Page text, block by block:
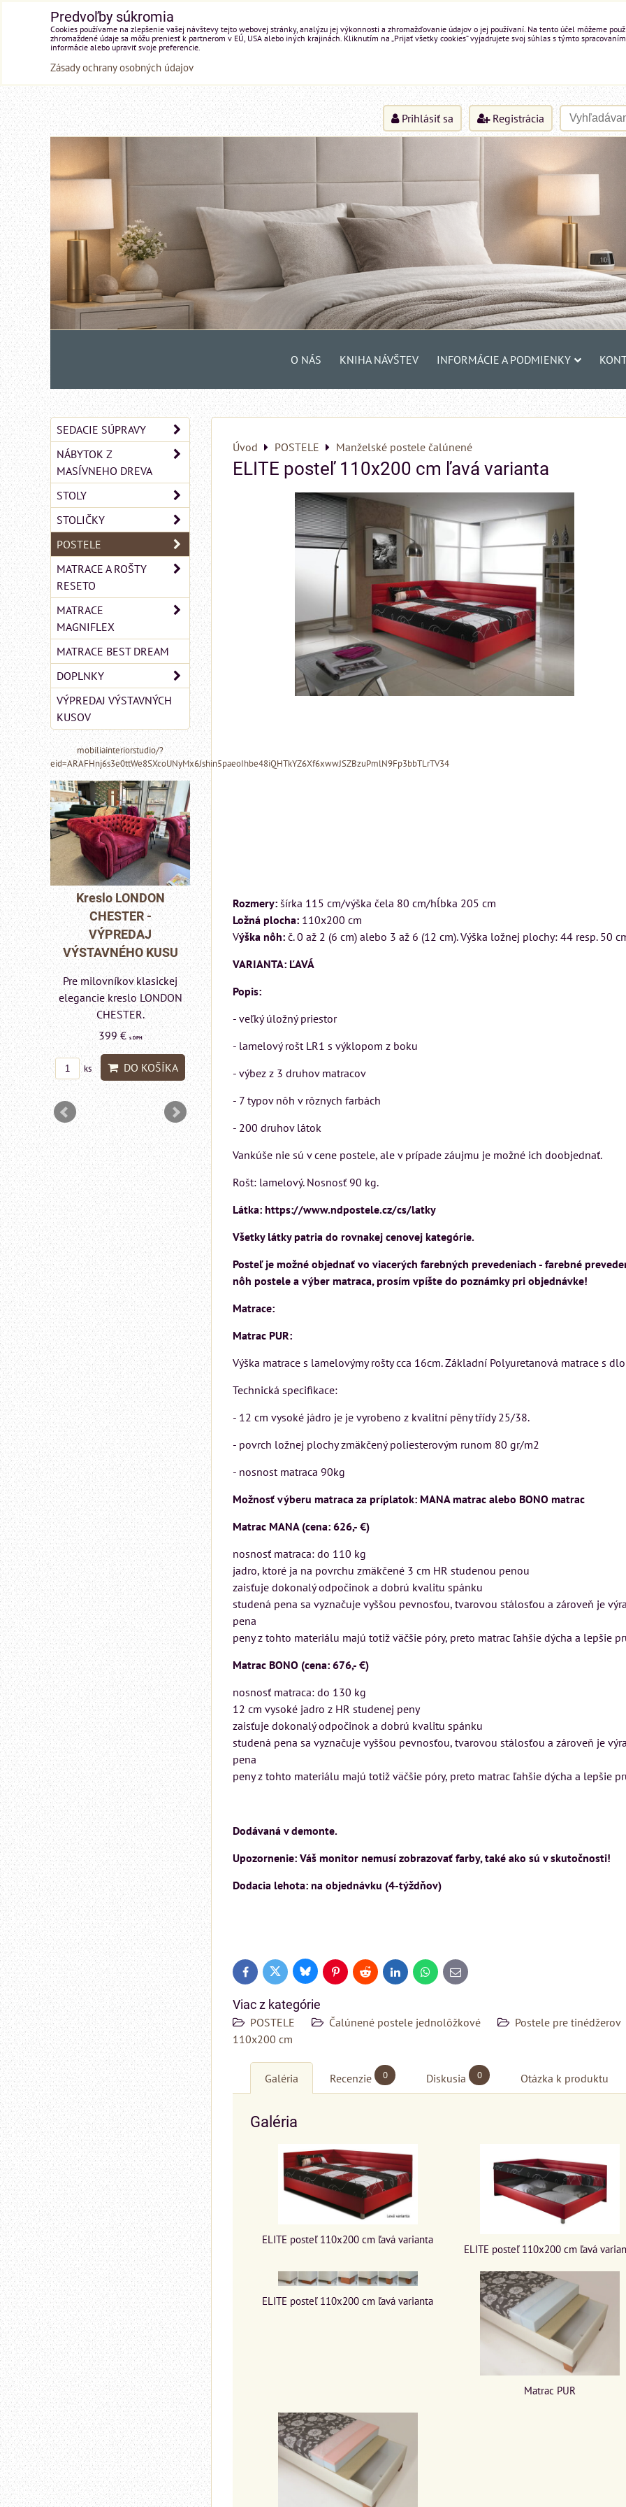
Prihlásiť sa Registrácia
O NÁS KNIHA NÁVŠTEV INFORMÁCIE A PODMIENKY
Úvod POSTELE Manželské postele čalúnené
ELITE posteľ 110x200 cm ľavá varianta
Rozmery: šírka 115 cm/výška čela 80 cm/hĺbka 205 cm
Ložná plocha: 110x200 cm
Výška nôh: č. 0 až 2 (6 cm) alebo 3 až 6 (12 cm). Výška ložnej plochy: 44 resp. 50
VARIANTA: ĽAVÁ
Popis:
- veľký úložný priestor
- lamelový rošt LR1 s výklopom z boku
- výbez z 3 druhov matracov
- 7 typov nôh v rôznych farbách
- 200 druhov látok
Vankúše nie sú v cene postele, ale v prípade záujmu je možné ich doobjednať.
Rošt: lamelový. Nosnosť 90 kg.
Látka: https://www.ndpostele.cz/cs/latky
Všetky látky patria do rovnakej cenovej kategórie.
Posteľ je možné objednať vo viacerých farebných prevedeniach - farebné
nôh postele a výber matraca, prosím vpíšte do poznámky pri objednávke!
Matrace:
Matrac PUR:
Výška matrace s lamelovýmy rošty cca 16cm. Základní Polyuretanová matrace s
Technická specifikace:
- 12 cm vysoké jádro je je vyrobeno z kvalitní pěny třídy 25/38.
- povrch ložnej plochy zmäkčený poliesterovým runom 80 gr/m2
- nosnost matraca 90kg
Možnosť výberu matraca za príplatok: MANA matrac alebo BONO matrac
Matrac MANA (cena: 626,- €)
nosnosť matraca: do 110 kg
jadro, ktoré ja na povrchu zmäkčené 3 cm HR studenou penou
zaisťuje dokonalý odpočinok a dobrú kvalitu spánku
studená pena sa vyznačuje vyššou pevnosťou, tvarovou stálosťou a zároveň je
pena
peny z tohto materiálu majú totiž väčšie póry, preto matrac ľahšie dýcha a lepšie
Matrac BONO (cena: 676,- €)
nosnosť matraca: do 130 kg
12 cm vysoké jadro z HR studenej peny
zaisťuje dokonalý odpočinok a dobrú kvalitu spánku
studená pena sa vyznačuje vyššou pevnosťou, tvarovou stálosťou a zároveň je
pena
peny z tohto materiálu majú totiž väčšie póry, preto matrac ľahšie dýcha a lepšie
Dodávaná v demonte.
Upozornenie: Váš monitor nemusí zobrazovať farby, také ako sú v skutočnosti!
Dodacia lehota: na objednávku (4-týždňov)
FacebookTwitter BlueskyPinterestReddit LinkedInWhatsApp
E-
mail
Viac z kategórie
POSTELE Čalúnené postele jednolôžkové
Postele pre tinédžerov
110x200 cm
Galéria Recenzie 0 Diskusia 0 Otázka k produktu
Galéria
ELITE posteľ 110x200 cm ľavá varianta
ELITE posteľ 110x200 cm ľavá
ELITE posteľ 110x200 cm ľavá varianta
Matrac PUR
SEDACIE SÚPRAVY
NÁBYTOK Z
MASÍVNEHO DREVA
STOLY
STOLIČKY
POSTELE
MATRACE A ROŠTY
RESETO
MATRACE
MAGNIFLEX
MATRACE BEST DREAM
DOPLNKY
VÝPREDAJ VÝSTAVNÝCH
KUSOV
mobiliainteriorstudio/?
eid=ARAFHnj6s3e0ttWe8SXcoUNyMx6Jshin5paeoIhbe48iQHTkYZ6Xf6xwwJSZBzuPmlN9Fp3bbTLrTV34
-
KUSU
klasickej
LONDON
DPH
KOŠÍKA
MIZAR - talianský
matrac 175x200 cm
Matrac MIZAR od
talianskeho systému
Rinaldi Bed System
ponúka...
699 €s DPH
ks DO KOŠÍKA
Pohovka LONDON
CHESTER -
VÝPREDAJ
elegancie kreslo a
pohovka LONDON
599 €
Kreslo LONDON
VÝPREDAJ
talianskeho systému
Predvoľby súkromia
Cookies používame na zlepšenie vašej návštevy tejto webovej stránky, analýzu jej výkonnosti a zhromažďovanie údajov o jej používaní. Na tento účel môžeme
zhromaždené údaje sa môžu preniesť k partnerom v EÚ, USA alebo iných krajinách. Kliknutím na „Prijať všetky cookies“ vyjadrujete svoj súhlas s týmto
informácie alebo upraviť svoje preferencie.
Zásady ochrany osobných údajov